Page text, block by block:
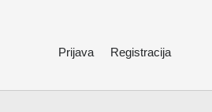
Prijava Registracija